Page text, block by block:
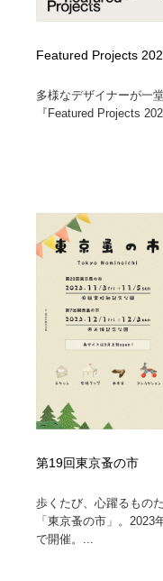
Featured Projects
多様なデザイナーが一
『Featured Projects
第19回東京蚤の市
歩くたび、心躍るもの
「東京蚤の市」。
で開催。...